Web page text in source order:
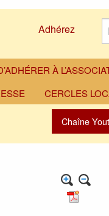
Adhérez
À
CERCLES
Chaîne